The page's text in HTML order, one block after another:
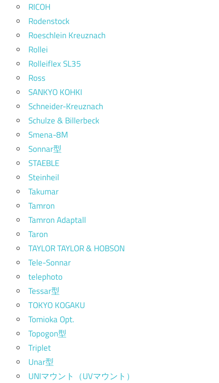
RICOH
Rodenstock
Roeschlein Kreuznach
Rollei
Rolleiflex SL35
Ross
SANKYO KOHKI
Schneider-Kreuznach
Schulze & Billerbeck
Smena-8M
Sonnar型
STAEBLE
Steinheil
Takumar
Tamron
Tamron Adaptall
Taron
TAYLOR TAYLOR & HOBSON
Tele-Sonnar
telephoto
Tessar型
TOKYO KOGAKU
Tomioka Opt.
Topogon型
Triplet
Unar型
UNIマウント（UVマウント）